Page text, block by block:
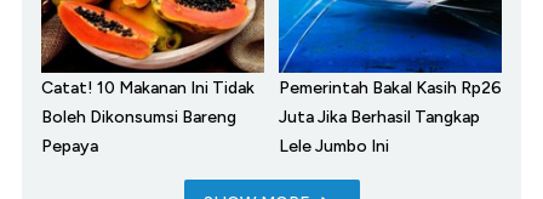
Catat! 10 Makanan Ini Tidak
Boleh Dikonsumsi Bareng
Pepaya
Pemerintah Bakal Kasih Rp26
Juta Jika Berhasil Tangkap
Lele Jumbo Ini